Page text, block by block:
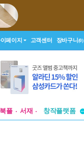
페이지 고객센터 장바구니(0)
북플 서재
투비컨티뉴드
투비컨티뉴드